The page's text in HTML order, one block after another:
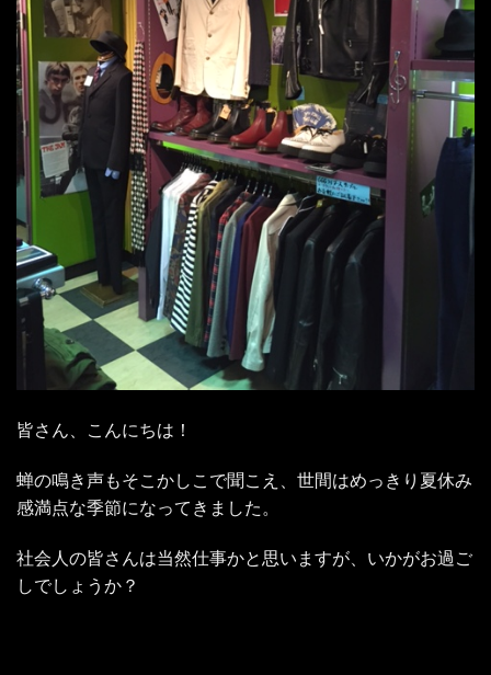
皆さん、こんにちは！
蝉の鳴き声もそこかしこで聞こえ、世間はめっきり夏休み
感満点な季節になってきました。
社会人の皆さんは当然仕事かと思いますが、いかがお過ご
しでしょうか？